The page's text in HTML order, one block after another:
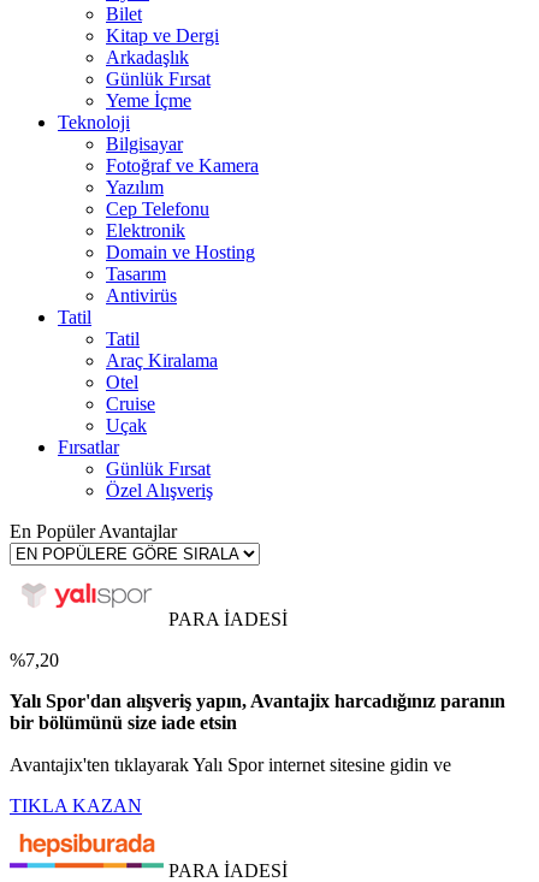
Bilet
Kitap ve Dergi
Arkadaşlık
Günlük Fırsat
Yeme İçme
Teknoloji
Bilgisayar
Fotoğraf ve Kamera
Yazılım
Cep Telefonu
Elektronik
Domain ve Hosting
Tasarım
Antivirüs
Tatil
Tatil
Araç Kiralama
Otel
Cruise
Uçak
Fırsatlar
Günlük Fırsat
Özel Alışveriş
En Popüler Avantajlar
PARA İADESİ
%7,20
Yalı Spor'dan alışveriş yapın, Avantajix harcadığınız paranın
bir bölümünü size iade etsin
Avantajix'ten tıklayarak Yalı Spor internet sitesine gidin ve
TIKLA KAZAN
PARA İADESİ